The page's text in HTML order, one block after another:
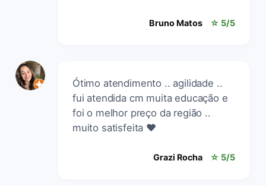
Bruno Matos ☆ 5/5
Ótimo atendimento .. agilidade ..
fui atendida cm muita educação e
foi o melhor preço da região ..
muito satisfeita ❤️
Grazi Rocha ☆ 5/5